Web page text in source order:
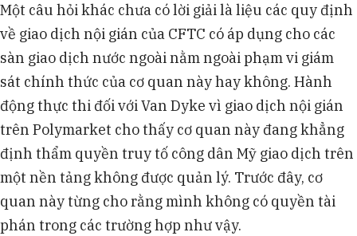
Một câu hỏi khác chưa có lời giải là liệu các quy định
về giao dịch nội gián của CFTC có áp dụng cho các
sàn giao dịch nước ngoài nằm ngoài phạm vi giám
sát chính thức của cơ quan này hay không. Hành
động thực thi đối với Van Dyke vì giao dịch nội gián
trên Polymarket cho thấy cơ quan này đang khẳng
định thẩm quyền truy tố công dân Mỹ giao dịch trên
một nền tảng không được quản lý. Trước đây, cơ
quan này từng cho rằng mình không có quyền tài
phán trong các trường hợp như vậy.